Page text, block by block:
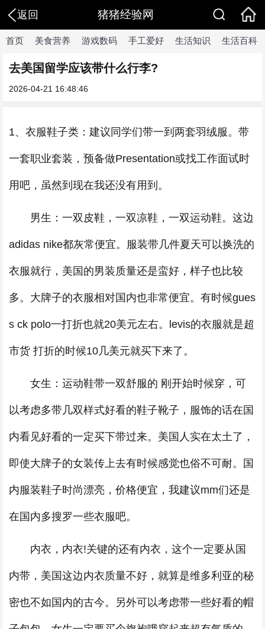
返回 猪猪经验网
首页 美食营养 游戏数码 手工爱好 生活知识 生活百科
去美国留学应该带什么行李?
2026-04-21 16:48:46
1、衣服鞋子类：建议同学们带一到两套羽绒服。带
一套职业套装，预备做Presentation或找工作面试时
用吧，虽然到现在我还没有用到。
男生：一双皮鞋，一双凉鞋，一双运动鞋。这边
adidas nike都灰常便宜。服装带几件夏天可以换洗的
衣服就行，美国的男装质量还是蛮好，样子也比较
多。大牌子的衣服相对国内也非常便宜。有时候gues
s ck polo一打折也就20美元左右。levis的衣服就是超
市货 打折的时候10几美元就买下来了。
女生：运动鞋带一双舒服的 刚开始时候穿，可
以考虑多带几双样式好看的鞋子靴子，服饰的话在国
内看见好看的一定买下带过来。美国人实在太土了，
即使大牌子的女装传上去有时候感觉也俗不可耐。国
内服装鞋子时尚漂亮，价格便宜，我建议mm们还是
在国内多搜罗一些衣服吧。
内衣，内衣!关键的还有内衣，这个一定要从国
内带，美国这边内衣质量不好，就算是维多利亚的秘
密也不如国内的古今。另外可以考虑带一些好看的帽